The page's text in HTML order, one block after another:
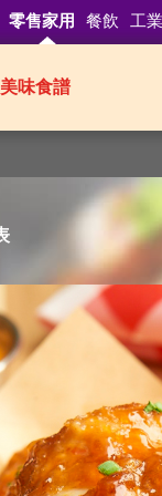
零售家用 餐飲 工
美味食譜